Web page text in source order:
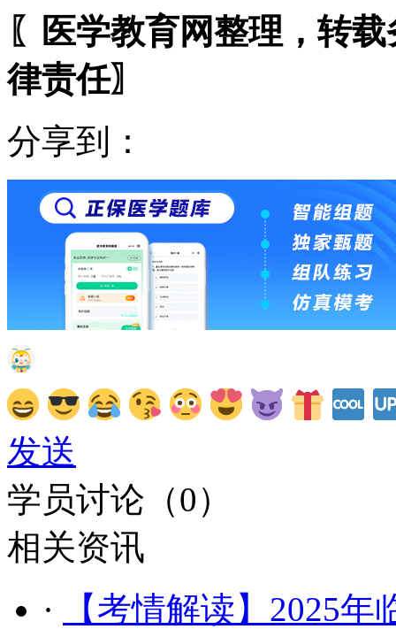
〖医学教育网整理，转
律责任〗
分享到：
发送
学员讨论（0）
相关资讯
·
【考情解读】2025